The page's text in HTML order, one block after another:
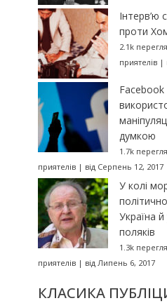
Інтерв’ю
проти
2.1k
приятелів|
думкою
1.7k
приятелів| від Серпень 12, 2017
У колі
Україна й
поляків
1.3k
приятелів| від Липень 6, 2017
КЛАСИКА